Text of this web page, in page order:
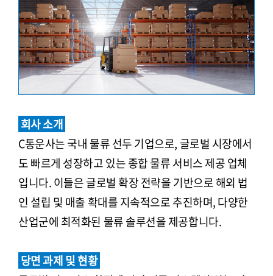
회사 소개
C통운사는 국내 물류 선두 기업으로, 글로벌 시장에서
도 빠르게 성장하고 있는 종합 물류 서비스 제공 업체
입니다. 이들은 글로벌 확장 전략을 기반으로 해외 법
인 설립 및 매출 확대를 지속적으로 추진하며, 다양한
산업군에 최적화된 물류 솔루션을 제공합니다.
당면 과제 및 현황